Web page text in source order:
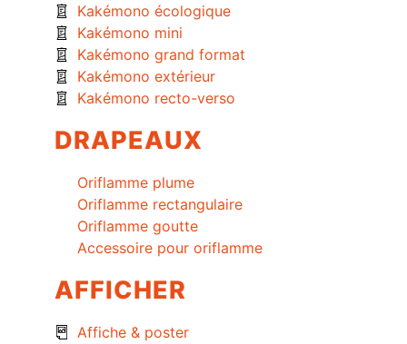
Kakémono écologique
Kakémono mini
Kakémono grand format
Kakémono extérieur
Kakémono recto-verso
DRAPEAUX
Oriflamme plume
Oriflamme rectangulaire
Oriflamme goutte
Accessoire pour oriflamme
AFFICHER
Affiche & poster